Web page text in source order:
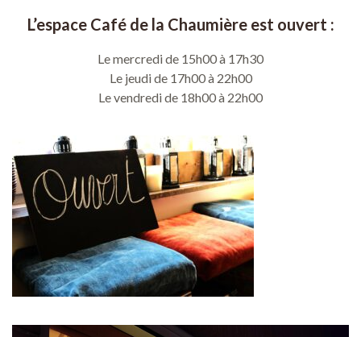
L’espace Café de la Chaumière est ouvert :
Le mercredi de 15h00 à 17h30
Le jeudi de 17h00 à 22h00
Le vendredi de 18h00 à 22h00